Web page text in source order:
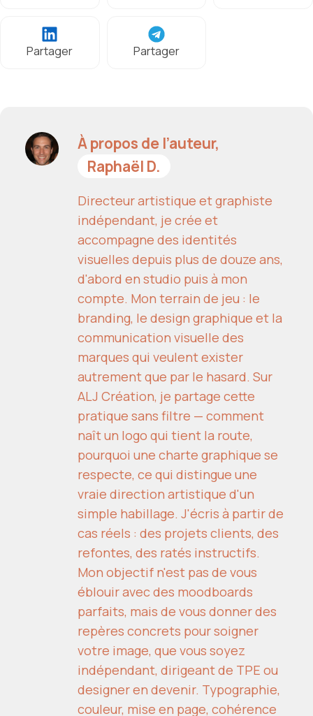
Partager Partager
À propos de l’auteur,
Raphaël D.
Directeur artistique et graphiste
indépendant, je crée et
accompagne des identités
visuelles depuis plus de douze ans,
d'abord en studio puis à mon
compte. Mon terrain de jeu : le
branding, le design graphique et la
communication visuelle des
marques qui veulent exister
autrement que par le hasard. Sur
ALJ Création, je partage cette
pratique sans filtre — comment
naît un logo qui tient la route,
pourquoi une charte graphique se
respecte, ce qui distingue une
vraie direction artistique d'un
simple habillage. J'écris à partir de
cas réels : des projets clients, des
refontes, des ratés instructifs.
Mon objectif n'est pas de vous
éblouir avec des moodboards
parfaits, mais de vous donner des
repères concrets pour soigner
votre image, que vous soyez
indépendant, dirigeant de TPE ou
designer en devenir. Typographie,
couleur, mise en page, cohérence